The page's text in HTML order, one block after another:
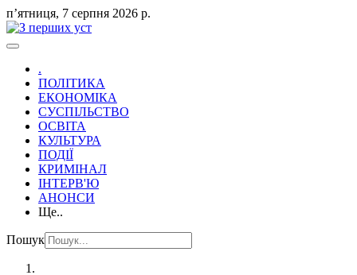
пʼятниця, 7 серпня 2026 р.
.
ПОЛІТИКА
ЕКОНОМІКА
СУСПІЛЬСТВО
ОСВІТА
КУЛЬТУРА
ПОДІЇ
КРИМІНАЛ
ІНТЕРВ'Ю
АНОНСИ
Ще..
Пошук